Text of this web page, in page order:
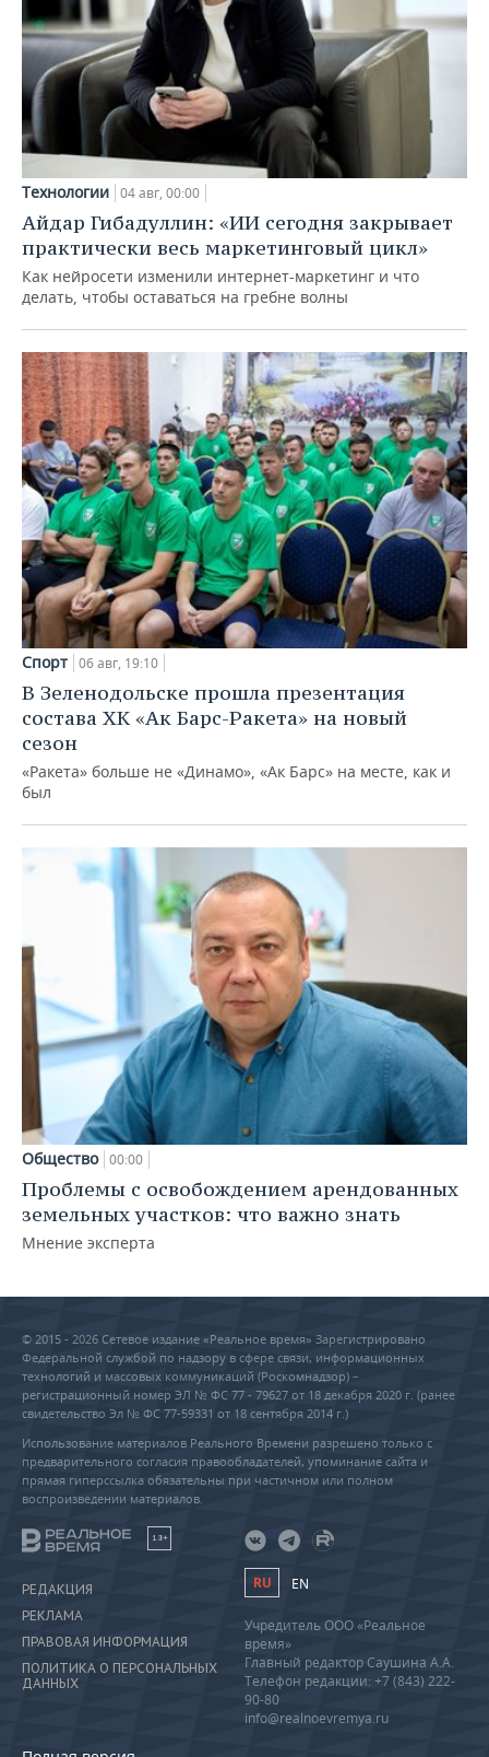
Технологии 04 авг, 00:00
Айдар Гибадуллин: «ИИ сегодня закрывает
практически весь маркетинговый цикл»
Как нейросети изменили интернет-маркетинг и что
делать, чтобы оставаться на гребне волны
Спорт 06 авг, 19:10
В Зеленодольске прошла презентация
состава ХК «Ак Барс-Ракета» на новый
сезон
«Ракета» больше не «Динамо», «Ак Барс» на месте, как и
был
Общество 00:00
Проблемы с освобождением арендованных
земельных участков: что важно знать
Мнение эксперта
© 2015 - 2026 Сетевое издание «Реальное время» Зарегистрировано
Федеральной службой по надзору в сфере связи, информационных
технологий и массовых коммуникаций (Роскомнадзор) –
регистрационный номер ЭЛ № ФС 77 - 79627 от 18 декабря 2020 г. (ранее
свидетельство Эл № ФС 77-59331 от 18 сентября 2014 г.)
Использование материалов Реального Времени разрешено только с
предварительного согласия правообладателей, упоминание сайта и
прямая гиперссылка обязательны при частичном или полном
воспроизведении материалов.
18+
РЕДАКЦИЯ
РЕКЛАМА
ПРАВОВАЯ ИНФОРМАЦИЯ
ПОЛИТИКА О ПЕРСОНАЛЬНЫХ
ДАННЫХ
RU EN
Учредитель ООО «Реальное
время»
Главный редактор Саушина А.А.
Телефон редакции: +7 (843) 222-
90-80
info@realnoevremya.ru